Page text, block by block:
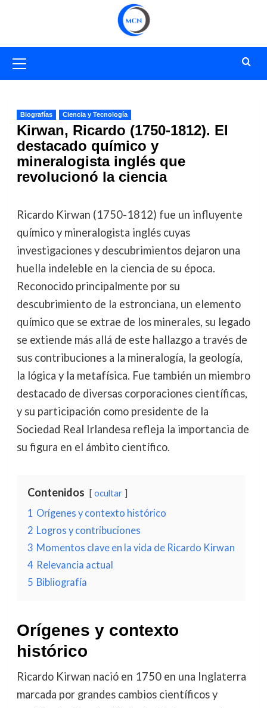
primario
Biografías Ciencia y Tecnología
Kirwan, Ricardo (1750-1812). El
destacado químico y
mineralogista inglés que
revolucionó la ciencia
Ricardo Kirwan (1750-1812) fue un influyente
químico y mineralogista inglés cuyas
investigaciones y descubrimientos dejaron una
huella indeleble en la ciencia de su época.
Reconocido principalmente por su
descubrimiento de la estronciana, un elemento
químico que se extrae de los minerales, su legado
se extiende más allá de este hallazgo a través de
sus contribuciones a la mineralogía, la geología,
la lógica y la metafísica. Fue también un miembro
destacado de diversas corporaciones científicas,
y su participación como presidente de la
Sociedad Real Irlandesa refleja la importancia de
su figura en el ámbito científico.
Contenidos ocultar
1 Orígenes y contexto histórico
2 Logros y contribuciones
3 Momentos clave en la vida de Ricardo Kirwan
4 Relevancia actual
5 Bibliografía
Orígenes y contexto
histórico
Ricardo Kirwan nació en 1750 en una Inglaterra
marcada por grandes cambios científicos y